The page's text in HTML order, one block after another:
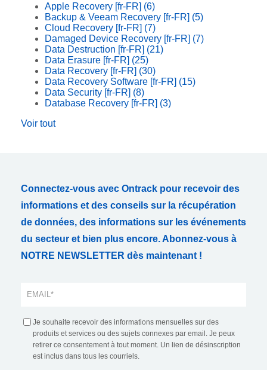
Apple Recovery [fr-FR] (6)
Backup & Veeam Recovery [fr-FR] (5)
Cloud Recovery [fr-FR] (7)
Damaged Device Recovery [fr-FR] (7)
Data Destruction [fr-FR] (21)
Data Erasure [fr-FR] (25)
Data Recovery [fr-FR] (30)
Data Recovery Software [fr-FR] (15)
Data Security [fr-FR] (8)
Database Recovery [fr-FR] (3)
Voir tout
Connectez-vous avec Ontrack pour recevoir des
informations et des conseils sur la récupération
de données, des informations sur les événements
du secteur et bien plus encore. Abonnez-vous à
NOTRE NEWSLETTER dès maintenant !
Je souhaite recevoir des informations mensuelles sur des
produits et services ou des sujets connexes par email. Je peux
retirer ce consentement à tout moment. Un lien de désinscription
est inclus dans tous les courriels.